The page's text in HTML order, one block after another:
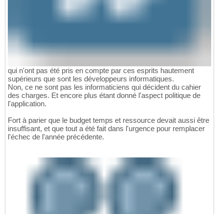
qui n'ont pas été pris en compte par ces esprits hautement
supérieurs que sont les développeurs informatiques.
Non, ce ne sont pas les informaticiens qui décident du cahier
des charges. Et encore plus étant donné l'aspect politique de
l'application.
Fort à parier que le budget temps et ressource devait aussi être
insuffisant, et que tout a été fait dans l'urgence pour remplacer
l'échec de l'année précédente.